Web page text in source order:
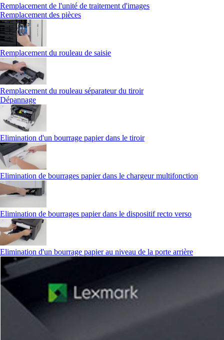
Remplacement de l'unité de traitement d'images
Remplacement des pièces
Remplacement du rouleau de saisie
Remplacement du rouleau séparateur du tiroir
Dépannage
Elimination d'un bourrage papier dans le tiroir
Elimination de bourrages papier dans le chargeur multifonction
Elimination de bourrages papier dans le dispositif recto verso
Elimination d'un bourrage papier au niveau de la porte arrière